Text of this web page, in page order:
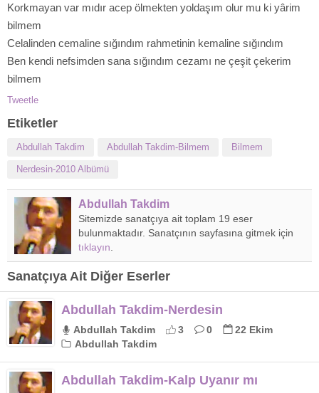
Korkmayan var mıdır acep ölmekten yoldaşım olur mu ki yârim
bilmem
Celalinden cemaline sığındım rahmetinin kemaline sığındım
Ben kendi nefsimden sana sığındım cezamı ne çeşit çekerim
bilmem
Tweetle
Etiketler
Abdullah Takdim Abdullah Takdim-Bilmem Bilmem
Nerdesin-2010 Albümü
Abdullah Takdim
Sitemizde sanatçıya ait toplam 19 eser
bulunmaktadır. Sanatçının sayfasına gitmek için
tıklayın
Sanatçıya Ait Diğer Eserler
Abdullah Takdim-Nerdesin
Abdullah Takdim 3 0
22 Ekim
Abdullah Takdim
Abdullah Takdim-Kalp Uyanır mı